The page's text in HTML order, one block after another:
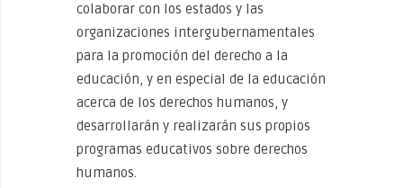
colaborar con los estados y las
organizaciones intergubernamentales
para la promoción del derecho a la
educación, y en especial de la educación
acerca de los derechos humanos, y
desarrollarán y realizarán sus propios
programas educativos sobre derechos
humanos.